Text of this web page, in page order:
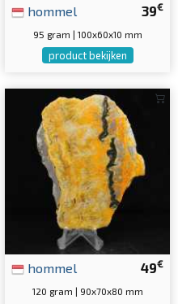
39€
hommel
95 gram | 100x60x10 mm
product bekijken
49€
hommel
120 gram | 90x70x80 mm